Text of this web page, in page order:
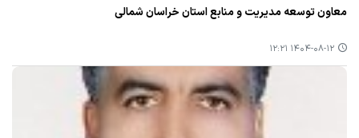
معاون توسعه مدیریت و منابع استان خراسان شمالی
۱۴۰۴-۰۸-۱۲ ۱۲:۲۱